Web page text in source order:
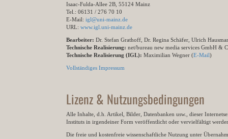
Isaac-Fulda-Allee 2B, 55124 Mainz
Tel.: 06131 / 276 70 10
E-Mail: igl@uni-mainz.de
URL: www.igl.uni-mainz.de
Bearbeiter: Dr. Stefan Grathoff, Dr. Regina Schäfer, Ulrich
Technische Realisierung: net/bureau new media services GmbH &
Technische Realisierung (IGL): Maximilian Wegner (E-Mail)
Vollständiges Impressum
Lizenz & Nutzungsbedingungen
Alle Inhalte, d.h. Artikel, Bilder, Datenbanken usw., dieser
Instituts in irgendeiner Form veröffentlicht oder vervielfältigt
Die freie und kostenfreie wissenschaftliche Nutzung unter